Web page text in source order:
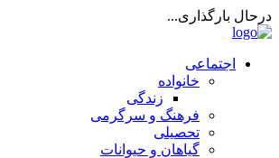
درحال بارگذاری...
اجتماعی
خانواده
زندگی
فرهنگ و سرگرمی
تحصیلی
گیاهان و حیوانات